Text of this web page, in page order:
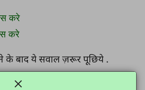
करे
करे
के बाद ये सवाल ज़रूर पूछिये .
करते हैं कि प्रभु येशु आप के लिए